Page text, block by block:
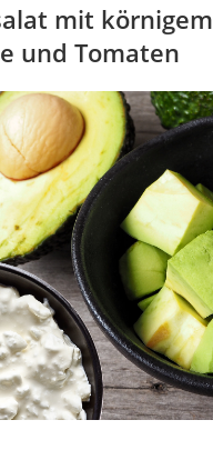
mit körnigem
und Tomaten